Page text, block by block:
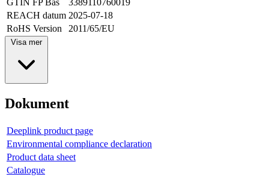
REACH datum 2025-07-18
RoHS Version
2011/65/EU
Visa mer
Dokument
Deeplink product page
Environmental compliance declaration
Product data sheet
Catalogue